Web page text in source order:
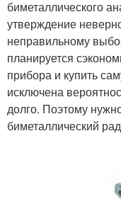
биметаллического
утверждение
неправильному
планируется
прибора и купить
исключена
долго. Поэтому
биметаллический